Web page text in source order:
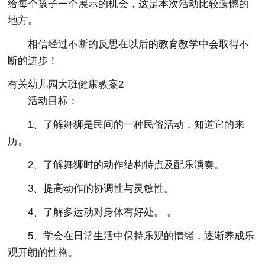
给每个孩子一个展示的机会，这是本次活动比较遗憾的
地方。
相信经过不断的反思在以后的教育教学中会取得不
断的进步！
有关幼儿园大班健康教案2
活动目标：
1、了解舞狮是民间的一种民俗活动，知道它的来
历。
2、了解舞狮时的动作结构特点及配乐演奏。
3、提高动作的协调性与灵敏性。
4、了解多运动对身体有好处。 。
5、学会在日常生活中保持乐观的情绪，逐渐养成乐
观开朗的性格。